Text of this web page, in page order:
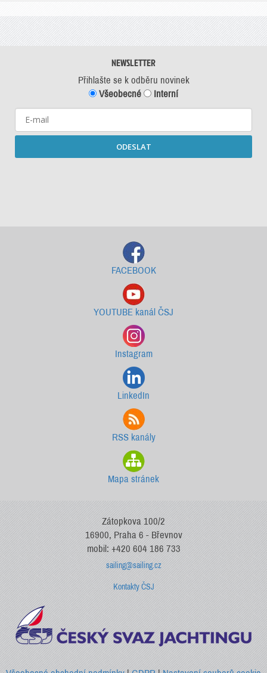
NEWSLETTER
Přihlašte se k odběru novinek
Všeobecné
Interní
ODESLAT
FACEBOOK
YOUTUBE kanál ČSJ
Instagram
LinkedIn
RSS kanály
Mapa stránek
Zátopkova 100/2
16900, Praha 6 - Břevnov
mobil: +420 604 186 733
sailing@sailing.cz
Kontakty ČSJ